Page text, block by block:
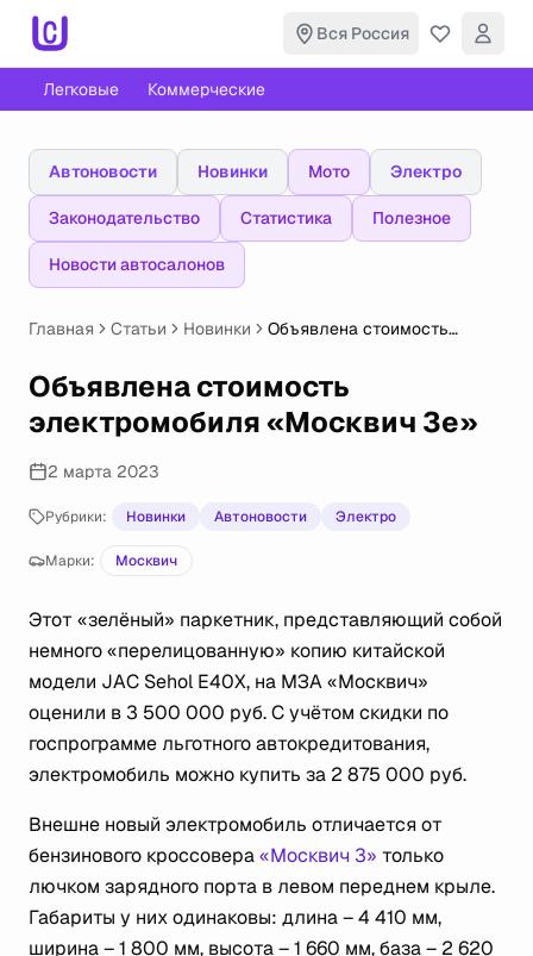
Вся Россия
Легковые Коммерческие
Автоновости Новинки Мото Электро
Законодательство Статистика Полезное
Новости автосалонов
Главная Статьи Новинки
Объявлена стоимость
3е»
Объявлена стоимость
электромобиля «Москвич 3е»
2 марта 2023
Рубрики: Новинки Автоновости Электро
Марки: Москвич
Этот «зелёный» паркетник, представляющий собой
немного «перелицованную» копию китайской
модели JAC Sehol E40X, на МЗА «Москвич»
оценили в 3 500 000 руб. С учётом скидки по
госпрограмме льготного автокредитования,
электромобиль можно купить за 2 875 000 руб.
Внешне новый электромобиль отличается от
бензинового кроссовера«Москвич 3» только
лючком зарядного порта в левом переднем крыле.
Габариты у них одинаковы: длина – 4 410 мм,
ширина – 1 800 мм, высота – 1 660 мм, база – 2 620